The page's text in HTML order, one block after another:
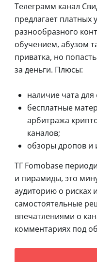
Телеграмм канал
предлагает платных
разнообразного
обучением, абузом
приватка, но
за деньги. Плюсы:
наличие чата
бесплатные
арбитража
каналов;
обзоры дропов и
ТГ Fomobase
и пирамиды, это
аудиторию о рисках
самостоятельные
впечатлениями о
комментариях под